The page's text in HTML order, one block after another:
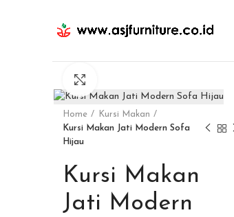
Home
Kursi Makan
Kursi Makan Jati Modern Sofa
Hijau
Kursi Makan
Jati Modern